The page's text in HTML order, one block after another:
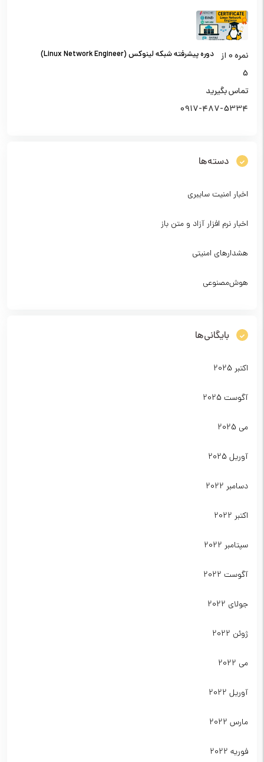
دوره پیشرفته شبکه لینوکس (Linux Network Engineer) نمره0 از
5
تماس بگیرید
0917-487-5334
دسته‌ها
اخبار امنیت سایبری
اخبار نرم افزار آزاد و متن باز
هشدارهای امنیتی
هوش‌مصنوعی
بایگانی‌ها
اکتبر 2025
آگوست 2025
می 2025
آوریل 2025
دسامبر 2022
اکتبر 2022
سپتامبر 2022
آگوست 2022
جولای 2022
ژوئن 2022
می 2022
آوریل 2022
مارس 2022
فوریه 2022